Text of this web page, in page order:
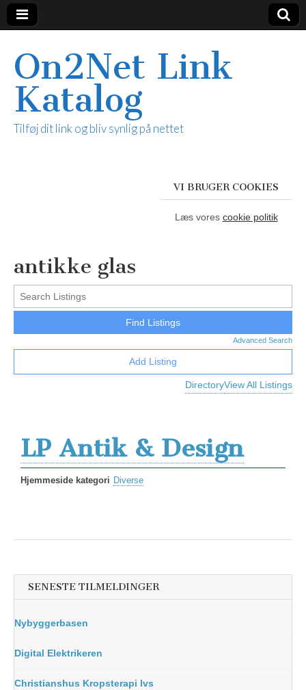
On2Net Link
Katalog
Tilføj dit link og bliv synlig på nettet
VI BRUGER COOKIES
Læs vores cookie politik
antikke glas
Advanced Search
DirectoryView All Listings
Add Listing
LP Antik & Design
Hjemmeside kategori Diverse
SENESTE TILMELDINGER
Nybyggerbasen
Digital Elektrikeren
Christianshus Kropsterapi Ivs